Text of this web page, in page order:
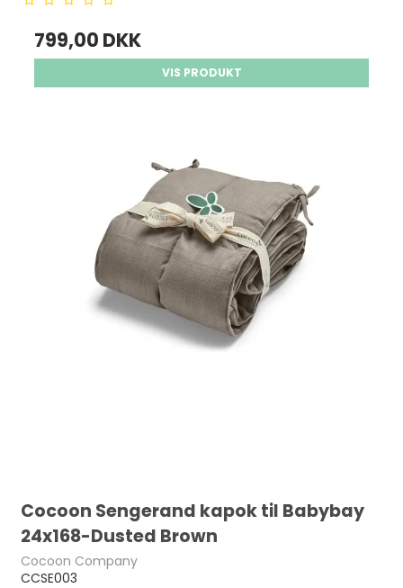
799,00 DKK
VIS PRODUKT
Cocoon Sengerand kapok til Babybay
24x168-Dusted Brown
Cocoon Company
CCSE003